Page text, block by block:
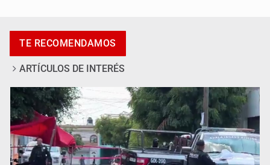
Asesinan a tres luego de dos ataques armados
TE RECOMENDAMOS
ARTÍCULOS DE INTERÉS